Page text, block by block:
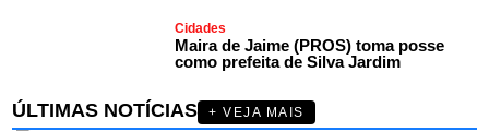
Cidades
Maira de Jaime (PROS) toma posse
como prefeita de Silva Jardim
ÚLTIMAS NOTÍCIAS
+ VEJA MAIS